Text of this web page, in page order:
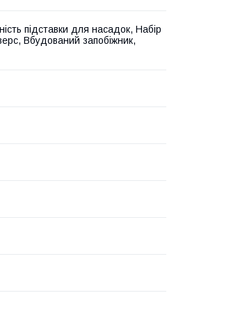
підставки для насадок, Набір
Вбудований запобіжник,